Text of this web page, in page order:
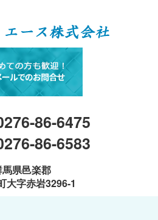
86-6475
86-6583
馬県邑楽郡
大字赤岩3296-1